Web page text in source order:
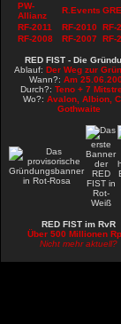
PW-
Allianz
R.Events
RF-2011
RF-2010 RF-
RF-2008
RF-2007 RF-
RED FIST - Die
Ablauf: Der Weg zur
Wann?: Am
Durch?: Teno + 7
Wo?: Avalon, Albion,
Gothwaite
RED FIST im RvR
Über 500 Millionen
Nicht mehr aktuell?